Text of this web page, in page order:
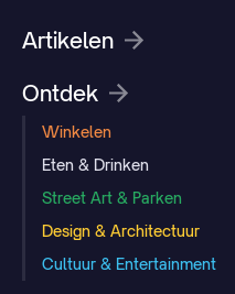
Artikelen
Ontdek
Winkelen
Eten & Drinken
Street Art & Parken
Design & Architectuur
Cultuur & Entertainment